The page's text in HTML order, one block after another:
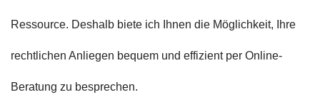
Ressource. Deshalb biete ich Ihnen die Möglichkeit, Ihre
rechtlichen Anliegen bequem und effizient per Online-
Beratung zu besprechen.